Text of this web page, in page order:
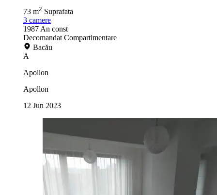
73 m2 Suprafata
3 camere
1987 An const
Decomandat Compartimentare
Bacău
A
Apollon
Apollon
12 Jun 2023